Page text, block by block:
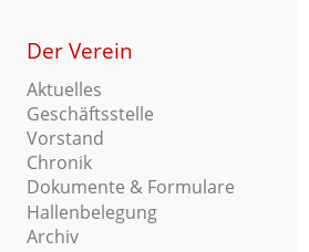
Der Verein
Aktuelles
Geschäftsstelle
Vorstand
Chronik
Dokumente & Formulare
Hallenbelegung
Archiv